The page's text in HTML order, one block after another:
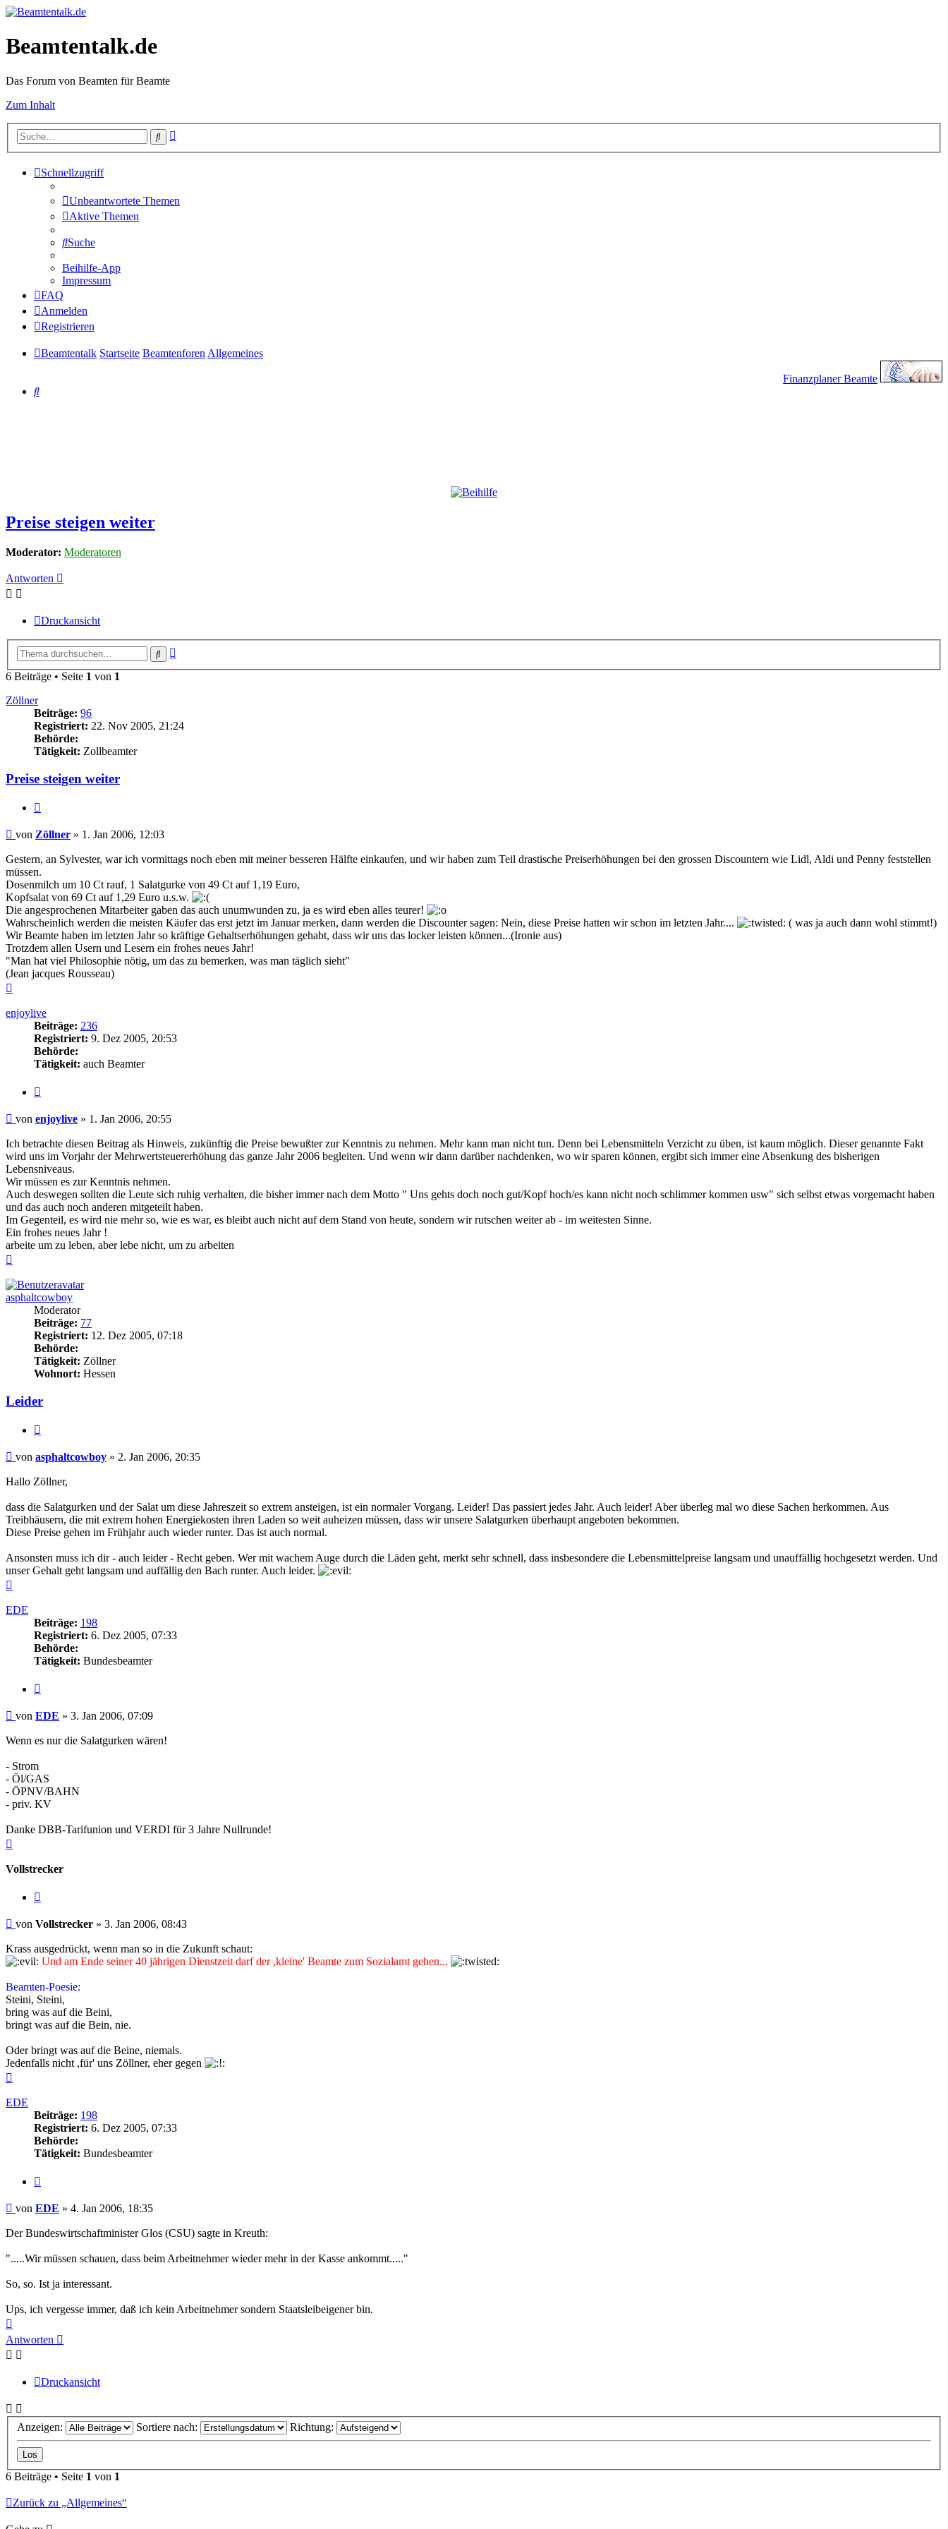
Beamtentalk.de
Das Forum von Beamten für Beamte
Zum Inhalt
Suche
Schnellzugriff
Unbeantwortete Themen
Aktive Themen
Suche
Beihilfe-App
Impressum
FAQ
Anmelden
Registrieren
Beamtentalk Startseite BeamtenforenAllgemeines
Finanzplaner Beamte
Suche
Preise steigen weiter
Moderator: Moderatoren
Antworten
Druckansicht
Suche
6 Beiträge • Seite 1 von 1
Zöllner
Beiträge: 96
Registriert: 22. Nov 2005, 21:24
Behörde:
Tätigkeit: Zollbeamter
Preise steigen weiter
Beitrag
von Zöllner » 1. Jan 2006, 12:03
Gestern, an Sylvester, war ich vormittags noch eben mit meiner besseren Hälfte einkaufen, und wir haben zum Teil drastische Preiserhöhungen bei den grossen Discountern wie Lidl, Aldi und Penny feststellen
müssen.
Dosenmilch um 10 Ct rauf, 1 Salatgurke von 49 Ct auf 1,19 Euro,
Kopfsalat von 69 Ct auf 1,29 Euro u.s.w.
Die angesprochenen Mitarbeiter gaben das auch unumwunden zu, ja es wird eben alles teurer!
Wahrscheinlich werden die meisten Käufer das erst jetzt im Januar merken, dann werden die Discounter sagen: Nein, diese Preise hatten wir schon im letzten Jahr....
( was ja auch dann wohl stimmt!)
Wir Beamte haben im letzten Jahr so kräftige Gehaltserhöhungen gehabt, dass wir uns das locker leisten können...(Ironie aus)
Trotzdem allen Usern und Lesern ein frohes neues Jahr!
"Man hat viel Philosophie nötig, um das zu bemerken, was man täglich sieht"
(Jean jacques Rousseau)
enjoylive
Beiträge: 236
Registriert: 9. Dez 2005, 20:53
Behörde:
Tätigkeit: auch Beamter
Beitrag
von enjoylive » 1. Jan 2006, 20:55
Ich betrachte diesen Beitrag als Hinweis, zukünftig die Preise bewußter zur Kenntnis zu nehmen. Mehr kann man nicht tun. Denn bei Lebensmitteln Verzicht zu üben, ist kaum möglich. Dieser genannte Fakt
wird uns im Vorjahr der Mehrwertsteuererhöhung das ganze Jahr 2006 begleiten. Und wenn wir dann darüber nachdenken, wo wir sparen können, ergibt sich immer eine Absenkung des bisherigen
Lebensniveaus.
Wir müssen es zur Kenntnis nehmen.
Auch deswegen sollten die Leute sich ruhig verhalten, die bisher immer nach dem Motto " Uns gehts doch noch gut/Kopf hoch/es kann nicht noch schlimmer kommen usw" sich selbst etwas vorgemacht haben
und das auch noch anderen mitgeteilt haben.
Im Gegenteil, es wird nie mehr so, wie es war, es bleibt auch nicht auf dem Stand von heute, sondern wir rutschen weiter ab - im weitesten Sinne.
Ein frohes neues Jahr !
arbeite um zu leben, aber lebe nicht, um zu arbeiten
asphaltcowboy
Moderator
Beiträge: 77
Registriert: 12. Dez 2005, 07:18
Behörde:
Tätigkeit: Zöllner
Wohnort: Hessen
Leider
Beitrag
von asphaltcowboy » 2. Jan 2006, 20:35
Hallo Zöllner,
dass die Salatgurken und der Salat um diese Jahreszeit so extrem ansteigen, ist ein normaler Vorgang. Leider! Das passiert jedes Jahr. Auch leider! Aber überleg mal wo diese Sachen herkommen. Aus
Treibhäusern, die mit extrem hohen Energiekosten ihren Laden so weit auheizen müssen, dass wir unsere Salatgurken überhaupt angeboten bekommen.
Diese Preise gehen im Frühjahr auch wieder runter. Das ist auch normal.
Ansonsten muss ich dir - auch leider - Recht geben. Wer mit wachem Auge durch die Läden geht, merkt sehr schnell, dass insbesondere die Lebensmittelpreise langsam und unauffällig hochgesetzt werden. Und
unser Gehalt geht langsam und auffällig den Bach runter. Auch leider.
EDE
Beiträge: 198
Registriert: 6. Dez 2005, 07:33
Behörde:
Tätigkeit: Bundesbeamter
Beitrag
von EDE » 3. Jan 2006, 07:09
Wenn es nur die Salatgurken wären!
- Strom
- Öl/GAS
- ÖPNV/BAHN
- priv. KV
Danke DBB-Tarifunion und VERDI für 3 Jahre Nullrunde!
Vollstrecker
Beitrag
von Vollstrecker » 3. Jan 2006, 08:43
Krass ausgedrückt, wenn man so in die Zukunft schaut:
Und am Ende seiner 40 jährigen Dienstzeit darf der ,kleine' Beamte zum Sozialamt gehen...
Beamten-Poesie:
Steini, Steini,
bring was auf die Beini,
bringt was auf die Bein, nie.
Oder bringt was auf die Beine, niemals.
Jedenfalls nicht ,für' uns Zöllner, eher gegen
EDE
Beiträge: 198
Registriert: 6. Dez 2005, 07:33
Behörde:
Tätigkeit: Bundesbeamter
Beitrag
von EDE » 4. Jan 2006, 18:35
Der Bundeswirtschaftminister Glos (CSU) sagte in Kreuth:
".....Wir müssen schauen, dass beim Arbeitnehmer wieder mehr in der Kasse ankommt....."
So, so. Ist ja interessant.
Ups, ich vergesse immer, daß ich kein Arbeitnehmer sondern Staatsleibeigener bin.
oben
Antworten
Druckansicht
Anzeigen: Sortiere nach: Richtung:
6 Beiträge • Seite 1 von 1
Zurück zu „Allgemeines“